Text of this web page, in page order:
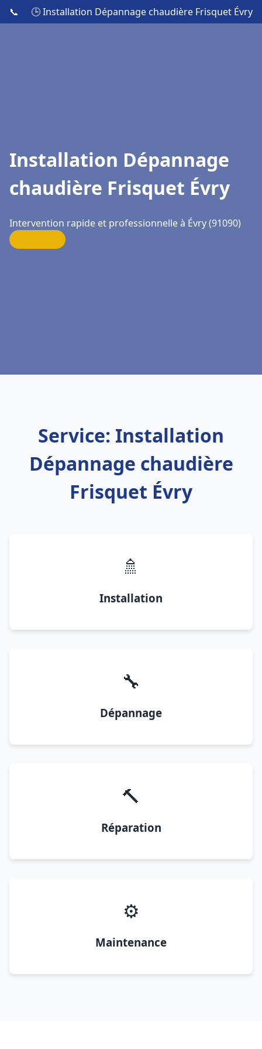
📞 🕒 Installation Dépannage chaudière Frisquet Évry
Installation Dépannage
chaudière Frisquet Évry
Intervention rapide et professionnelle à Évry (91090)
Service: Installation
Dépannage chaudière
Frisquet Évry
🚿
Installation
🔧
Dépannage
🔨
Réparation
⚙️
Maintenance